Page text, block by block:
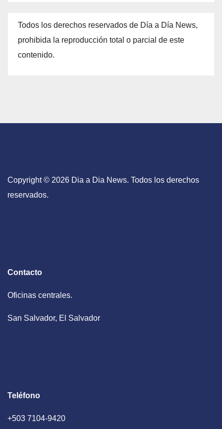
Todos los derechos reservados de Día a Día News,
prohibida la reproducción total o parcial de este
contenido.
Copyright © 2026 Dia a Dia News. Todos los derechos
reservados.
Contacto
Oficinas centrales.
San Salvador, El Salvador
Teléfono
+503 7104-9420